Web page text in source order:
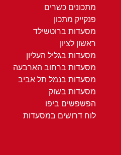
מתכונים כשרים
פנקייק מתכון
מסעדות ברוטשילד
ראשון לציון
מסעדות בגליל העליון
מסעדות ברחוב הארבעה
מסעדות בנמל תל אביב
מסעדות בשוק
הפשפשים ביפו
לוח דרושים במסעדות